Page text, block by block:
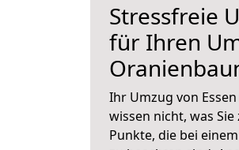
Stressfreie
für Ihren
Ihr Umzug von
wissen nicht, was
Punkte, die bei